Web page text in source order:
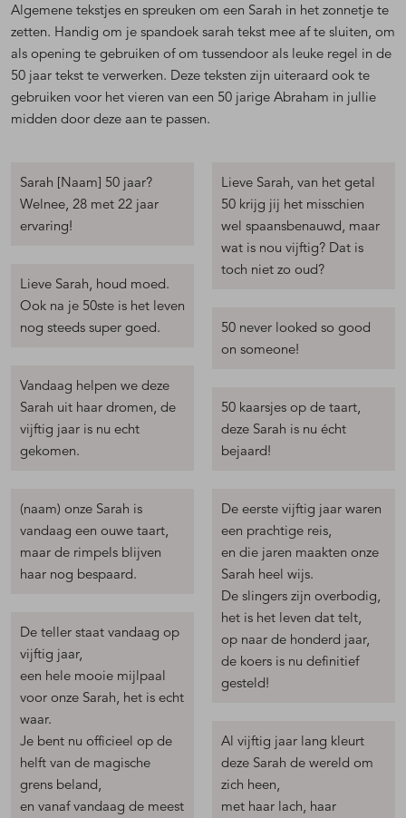
Algemene tekstjes en spreuken om een Sarah in het zonnetje te
zetten. Handig om je spandoek sarah tekst mee af te sluiten, om
als opening te gebruiken of om tussendoor als leuke regel in de
50 jaar tekst te verwerken. Deze teksten zijn uiteraard ook te
gebruiken voor het vieren van een 50 jarige Abraham in jullie
midden door deze aan te passen.
Sarah [Naam] 50 jaar?
Welnee, 28 met 22 jaar
ervaring!
Lieve Sarah, houd moed.
Ook na je 50ste is het leven
nog steeds super goed.
Vandaag helpen we deze
Sarah uit haar dromen, de
vijftig jaar is nu echt
gekomen.
(naam) onze Sarah is
vandaag een ouwe taart,
maar de rimpels blijven
haar nog bespaard.
De teller staat vandaag op
vijftig jaar,
een hele mooie mijlpaal
voor onze Sarah, het is echt
waar.
Je bent nu officieel op de
helft van de magische
grens beland,
en vanaf vandaag de meest
Lieve Sarah, van het getal
50 krijg jij het misschien
wel spaansbenauwd, maar
wat is nou vijftig? Dat is
toch niet zo oud?
50 never looked so good
on someone!
50 kaarsjes op de taart,
deze Sarah is nu écht
bejaard!
De eerste vijftig jaar waren
een prachtige reis,
en die jaren maakten onze
Sarah heel wijs.
De slingers zijn overbodig,
het is het leven dat telt,
op naar de honderd jaar,
de koers is nu definitief
gesteld!
Al vijftig jaar lang kleurt
deze Sarah de wereld om
zich heen,
met haar lach, haar